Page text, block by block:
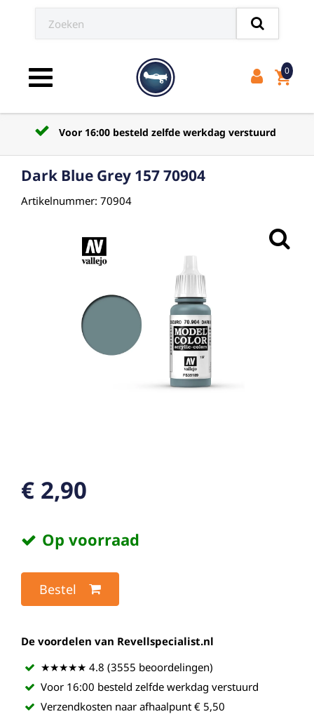
Toggle navigation shopping_cart
0
Voor 16:00 besteld zelfde werkdag verstuurd
Dark Blue Grey 157 70904
Artikelnummer: 70904
€ 2,90
Op voorraad
Bestel
De voordelen van Revellspecialist.nl
★★★★★ 4.8 (3555 beoordelingen)
Voor 16:00 besteld zelfde werkdag verstuurd
Verzendkosten naar afhaalpunt € 5,50